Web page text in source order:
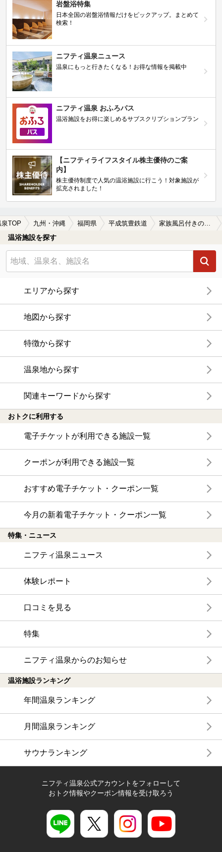
岩盤浴特集
日本全国の岩盤浴情報だけをピックアップ。まとめて
検索！
ニフティ温泉ニュース
温泉にもっと行きたくなる！お得な情報を掲載中
ニフティ温泉 おふろパス
温浴施設をお得に楽しめるサブスクリプションプラン
【ニフティライフスタイル株主優待のご案
内】
株主優待制度で人気の温浴施設に行こう！対象施設が
拡充されました！
泉TOP 九州・沖縄 福岡県 平成筑豊鉄道 家族風呂付きの平成筑豊鉄道周辺の温泉、日帰り温泉、スーパー銭湯を探す
温浴施設を探す
エリアから探す
地図から探す
特徴から探す
温泉地から探す
関連キーワードから探す
おトクに利用する
電子チケットが利用できる施設一覧
クーポンが利用できる施設一覧
おすすめ電子チケット・クーポン一覧
今月の新着電子チケット・クーポン一覧
特集・ニュース
ニフティ温泉ニュース
体験レポート
口コミを見る
特集
ニフティ温泉からのお知らせ
温浴施設ランキング
年間温泉ランキング
月間温泉ランキング
サウナランキング
ニフティ温泉公式アカウントをフォローして
おトク情報やクーポン情報を受け取ろう